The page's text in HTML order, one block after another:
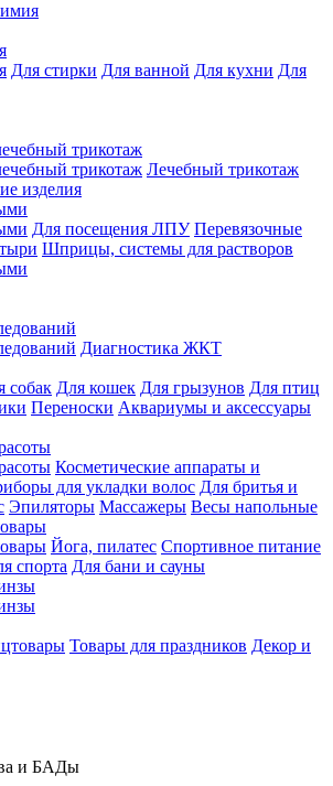
Для стирки Для ванной Для кухни Для
трикотаж
трикотаж Лечебный трикотаж
изделия
Для посещения ЛПУ Перевязочные
Шприцы, системы для растворов
Диагностика ЖКТ
собак Для кошек Для грызунов Для птиц
Переноски Аквариумы и аксессуары
Косметические аппараты и
для укладки волос Для бритья и
Эпиляторы Массажеры Весы напольные
Йога, пилатес Спортивное питание
спорта Для бани и сауны
Товары для праздников Декор и
и БАДы